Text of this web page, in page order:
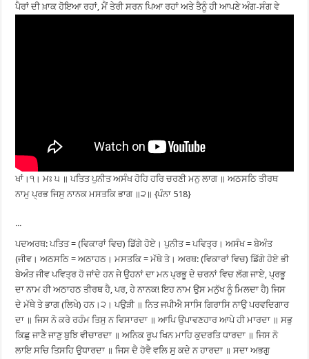
ਪੈਰਾਂ ਦੀ ਖ਼ਾਕ ਹੋਇਆ ਰਹਾਂ, ਮੈਂ ਤੇਰੀ ਸਰਨ ਪਿਆ ਰਹਾਂ ਅਤੇ ਤੈਨੂੰ ਹੀ ਆਪਣੇ ਅੰਗ-ਸੰਗ ਵੇ
ਖਾਂ।੧। ਮਃ ੫ ॥ ਪਤਿਤ ਪੁਨੀਤ ਅਸੰਖ ਹੋਹਿ ਹਰਿ ਚਰਣੀ ਮਨੁ ਲਾਗ ॥ ਅਠਸਠਿ ਤੀਰਥ
ਨਾਮੁ ਪ੍ਰਭ ਜਿਸੁ ਨਾਨਕ ਮਸਤਕਿ ਭਾਗ ॥੨॥ {ਪੰਨਾ 518}
...
ਪਦਅਰਥ: ਪਤਿਤ = (ਵਿਕਾਰਾਂ ਵਿਚ) ਡਿੱਗੇ ਹੋਏ। ਪੁਨੀਤ = ਪਵਿਤ੍ਰ। ਅਸੰਖ = ਬੇਅੰਤ
(ਜੀਵ। ਅਠਸਠਿ = ਅਠਾਹਠ। ਮਸਤਕਿ = ਮੱਥੇ ਤੇ। ਅਰਥ: (ਵਿਕਾਰਾਂ ਵਿਚ) ਡਿੱਗੇ ਹੋਏ ਭੀ
ਬੇਅੰਤ ਜੀਵ ਪਵਿਤ੍ਰ ਹੋ ਜਾਂਦੇ ਹਨ ਜੇ ਉਹਨਾਂ ਦਾ ਮਨ ਪ੍ਰਭੂ ਦੇ ਚਰਨਾਂ ਵਿਚ ਲੱਗ ਜਾਏ, ਪ੍ਰਭੂ
ਦਾ ਨਾਮ ਹੀ ਅਠਾਹਠ ਤੀਰਥ ਹੈ, ਪਰ, ਹੇ ਨਾਨਕ! ਇਹ ਨਾਮ ਉਸ ਮਨੁੱਖ ਨੂੰ ਮਿਲਦਾ ਹੈ) ਜਿਸ
ਦੇ ਮੱਥੇ ਤੇ ਭਾਗ (ਲਿਖੇ) ਹਨ।੨। ਪਉੜੀ ॥ ਨਿਤ ਜਪੀਐ ਸਾਸਿ ਗਿਰਾਸਿ ਨਾਉ ਪਰਵਦਿਗਾਰ
ਦਾ ॥ ਜਿਸ ਨੋ ਕਰੇ ਰਹੰਮ ਤਿਸੁ ਨ ਵਿਸਾਰਦਾ ॥ ਆਪਿ ਉਪਾਵਣਹਾਰ ਆਪੇ ਹੀ ਮਾਰਦਾ ॥ ਸਭੁ
ਕਿਛੁ ਜਾਣੈ ਜਾਣੁ ਬੁਝਿ ਵੀਚਾਰਦਾ ॥ ਅਨਿਕ ਰੂਪ ਖਿਨ ਮਾਹਿ ਕੁਦਰਤਿ ਧਾਰਦਾ ॥ ਜਿਸ ਨੋ
ਲਾਇ ਸਚਿ ਤਿਸਹਿ ਉਧਾਰਦਾ ॥ ਜਿਸ ਦੈ ਹੋਵੈ ਵਲਿ ਸੁ ਕਦੇ ਨ ਹਾਰਦਾ ॥ ਸਦਾ ਅਭਗੁ